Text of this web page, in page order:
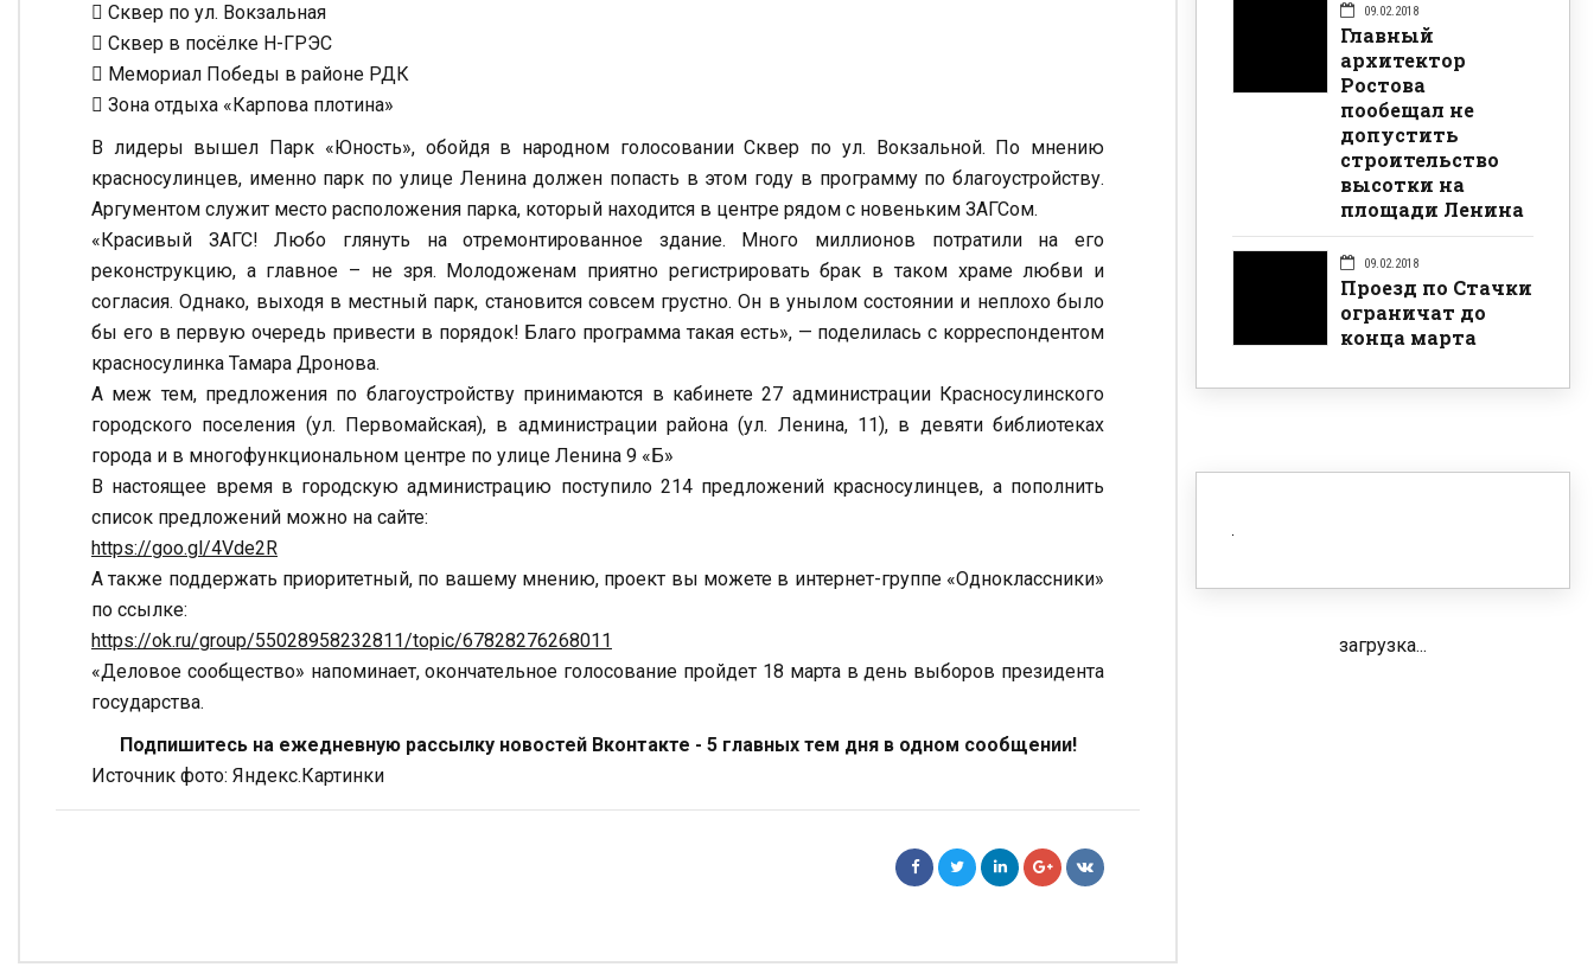
 Сквер по ул. Вокзальная
 Сквер в посёлке Н-ГРЭС
 Мемориал Победы в районе РДК
 Зона отдыха «Карпова плотина»
В лидеры вышел Парк «Юность», обойдя в народном голосовании Сквер по ул. Вокзальной. По мнению
красносулинцев, именно парк по улице Ленина должен попасть в этом году в программу по благоустройству.
Аргументом служит место расположения парка, который находится в центре рядом с новеньким ЗАГСом.
«Красивый ЗАГС! Любо глянуть на отремонтированное здание. Много миллионов потратили на его
реконструкцию, а главное – не зря. Молодоженам приятно регистрировать брак в таком храме любви и
согласия. Однако, выходя в местный парк, становится совсем грустно. Он в унылом состоянии и неплохо было
бы его в первую очередь привести в порядок! Благо программа такая есть», — поделилась с корреспондентом
красносулинка Тамара Дронова.
А меж тем, предложения по благоустройству принимаются в кабинете 27 администрации Красносулинского
городского поселения (ул. Первомайская), в администрации района (ул. Ленина, 11), в девяти библиотеках
города и в многофункциональном центре по улице Ленина 9 «Б»
В настоящее время в городскую администрацию поступило 214 предложений красносулинцев, а пополнить
список предложений можно на сайте:
https://goo.gl/4Vde2R
А также поддержать приоритетный, по вашему мнению, проект вы можете в интернет-группе «Одноклассники»
по ссылке:
https://ok.ru/group/55028958232811/topic/67828276268011
«Деловое сообщество» напоминает, окончательное голосование пройдет 18 марта в день выборов президента
государства.
Подпишитесь на ежедневную рассылку новостей Вконтакте - 5 главных тем дня в одном сообщении!
Источник фото: Яндекс.Картинки
09.02.2018
Главный
архитектор
Ростова
пообещал не
допустить
строительство
высотки на
площади Ленина
09.02.2018
Проезд по Стачки
ограничат до
конца марта
загрузка...